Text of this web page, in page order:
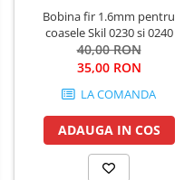
Bobina fir 1.6mm pentru
coasele Skil 0230 si 0240
40,00 RON
35,00 RON
LA COMANDA
ADAUGA IN COS